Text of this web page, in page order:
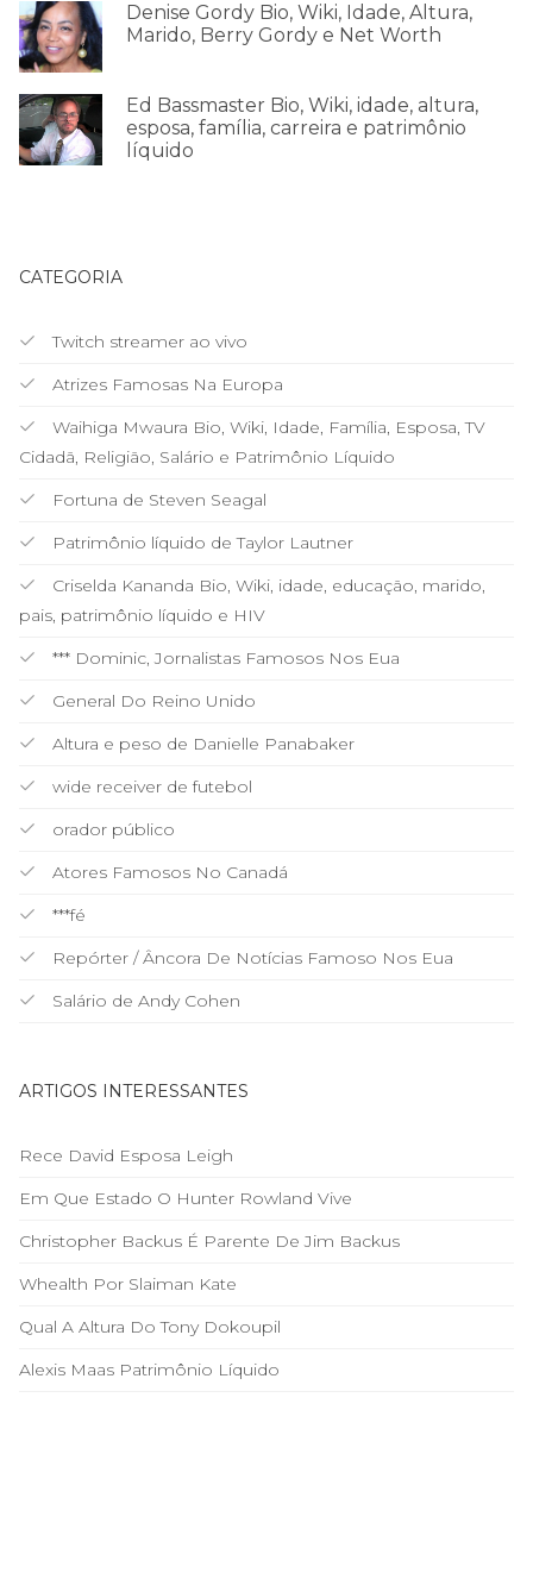
Denise Gordy Bio, Wiki, Idade, Altura,
Marido, Berry Gordy e Net Worth
Ed Bassmaster Bio, Wiki, idade, altura,
esposa, família, carreira e patrimônio
líquido
CATEGORIA
Twitch streamer ao vivo
Atrizes Famosas Na Europa
Waihiga Mwaura Bio, Wiki, Idade, Família, Esposa, TV
Cidadã, Religião, Salário e Patrimônio Líquido
Fortuna de Steven Seagal
Patrimônio líquido de Taylor Lautner
Criselda Kananda Bio, Wiki, idade, educação, marido,
pais, patrimônio líquido e HIV
*** Dominic, Jornalistas Famosos Nos Eua
General Do Reino Unido
Altura e peso de Danielle Panabaker
wide receiver de futebol
orador público
Atores Famosos No Canadá
***fé
Repórter / Âncora De Notícias Famoso Nos Eua
Salário de Andy Cohen
ARTIGOS INTERESSANTES
Rece David Esposa Leigh
Em Que Estado O Hunter Rowland Vive
Christopher Backus É Parente De Jim Backus
Whealth Por Slaiman Kate
Qual A Altura Do Tony Dokoupil
Alexis Maas Patrimônio Líquido